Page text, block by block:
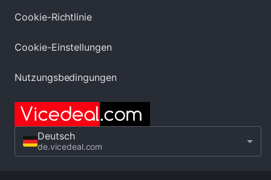
Cookie-Richtlinie
Cookie-Einstellungen
Nutzungsbedingungen
Deutsch
de.vicedeal.com